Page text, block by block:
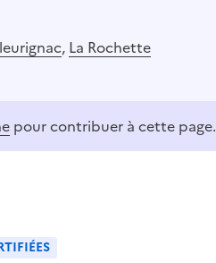
, La Rochette
pour contribuer à cette page.